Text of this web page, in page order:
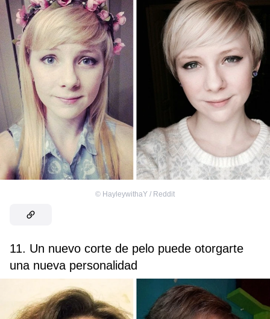
© HayleywithaY / Reddit
11. Un nuevo corte de pelo puede otorgarte
una nueva personalidad